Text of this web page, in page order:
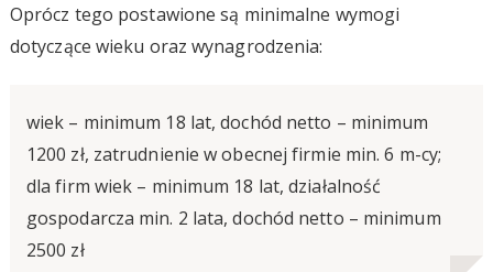
Oprócz tego postawione są minimalne wymogi
dotyczące wieku oraz wynagrodzenia:
wiek – minimum 18 lat, dochód netto – minimum
1200 zł, zatrudnienie w obecnej firmie min. 6 m-cy;
dla firm wiek – minimum 18 lat, działalność
gospodarcza min. 2 lata, dochód netto – minimum
2500 zł